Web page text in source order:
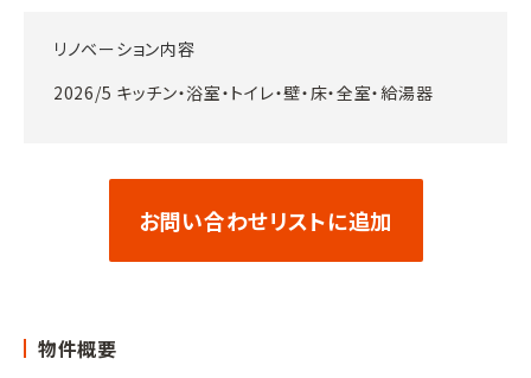
リノベーション内容
2026/5 キッチン・浴室・トイレ・壁・床・全室・給湯器
お問い合わせリストに追加
物件概要